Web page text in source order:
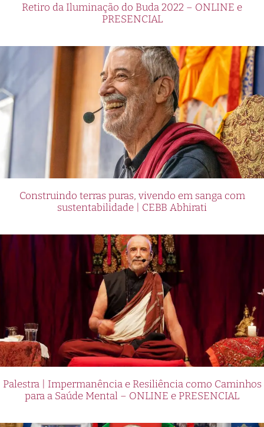
Retiro da Iluminação do Buda 2022 – ONLINE e
PRESENCIAL
Construindo terras puras, vivendo em sanga com
sustentabilidade | CEBB Abhirati
Palestra | Impermanência e Resiliência como Caminhos
para a Saúde Mental – ONLINE e PRESENCIAL